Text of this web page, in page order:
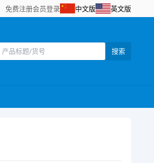
免费注册会员登录 中文版 英文版
搜索